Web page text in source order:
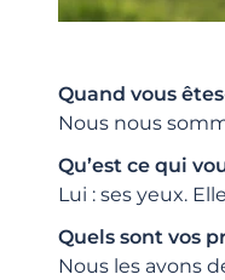
Quand vous
Nous nous
Qu’est ce qui
Lui : ses yeux.
Quels sont vos
Nous les avons